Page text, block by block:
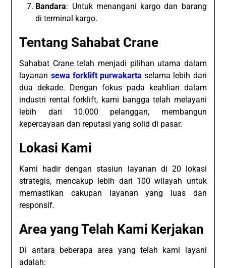
Bandara: Untuk menangani kargo dan barang
di terminal kargo.
Tentang Sahabat Crane
Sahabat Crane telah menjadi pilihan utama dalam
layanan sewa forklift purwakarta selama lebih dari
dua dekade. Dengan fokus pada keahlian dalam
industri rental forklift, kami bangga telah melayani
lebih dari 10.000 pelanggan, membangun
kepercayaan dan reputasi yang solid di pasar.
Lokasi Kami
Kami hadir dengan stasiun layanan di 20 lokasi
strategis, mencakup lebih dari 100 wilayah untuk
memastikan cakupan layanan yang luas dan
responsif.
Area yang Telah Kami Kerjakan
Di antara beberapa area yang telah kami layani
adalah: